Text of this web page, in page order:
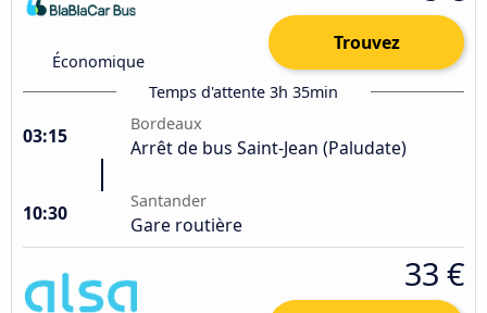
Économique
Trouvez
Temps d'attente 3h 35min
03:15
Bordeaux
Arrêt de bus Saint-Jean (Paludate)
10:30
Santander
Gare routière
33 €